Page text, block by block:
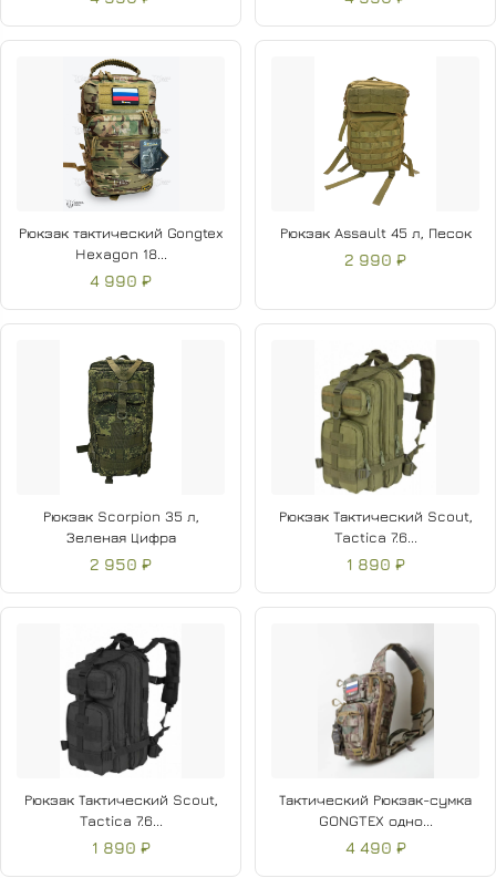
Рюкзак тактический Gongtex
Hexagon 18...
4 990 ₽
Рюкзак Assault 45 л, Песок
2 990 ₽
Рюкзак Scorpion 35 л,
Зеленая Цифра
2 950 ₽
Рюкзак Тактический Scout,
Tactica 7.6...
1 890 ₽
Рюкзак Тактический Scout,
Tactica 7.6...
1 890 ₽
Тактический Рюкзак-сумка
GONGTEX одно...
4 490 ₽